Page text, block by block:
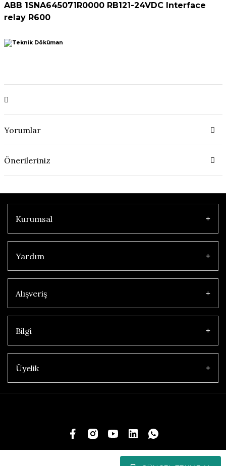
ABB 1SNA645071R0000 RB121-24VDC Interface
relay R600
Yorumlar
Önerileriniz
Kurumsal
Yardım
Alışveriş
Bilgi
Üyelik